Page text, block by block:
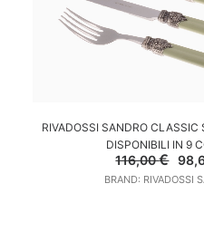
SCEGLI
RIVADOSSI SANDRO CLASSIC
DISPONIBILI IN 9
116,00€ Il
BRAND: RIVADOSSI